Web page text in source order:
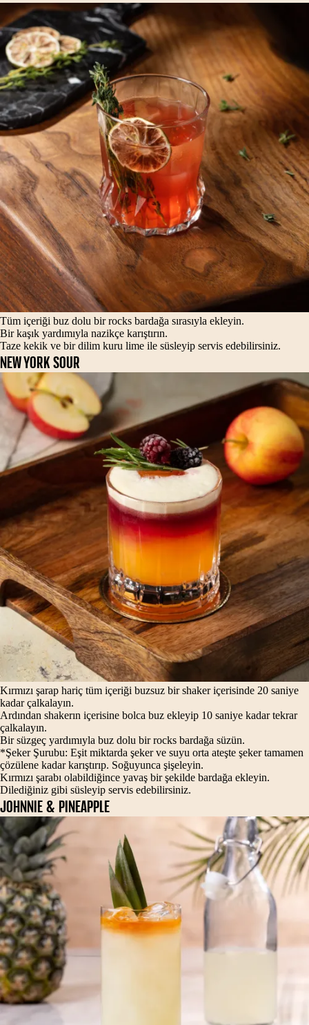
Tüm içeriği buz dolu bir rocks bardağa sırasıyla ekleyin.
Bir kaşık yardımıyla nazikçe karıştırın.
Taze kekik ve bir dilim kuru lime ile süsleyip servis edebilirsiniz.
NEW YORK SOUR
Kırmızı şarap hariç tüm içeriği buzsuz bir shaker içerisinde 20 saniye
kadar çalkalayın.
Ardından shakerın içerisine bolca buz ekleyip 10 saniye kadar tekrar
çalkalayın.
Bir süzgeç yardımıyla buz dolu bir rocks bardağa süzün.
*Şeker Şurubu: Eşit miktarda şeker ve suyu orta ateşte şeker tamamen
çözülene kadar karıştırıp. Soğuyunca şişeleyin.
Kırmızı şarabı olabildiğince yavaş bir şekilde bardağa ekleyin.
Dilediğiniz gibi süsleyip servis edebilirsiniz.
JOHNNIE & PINEAPPLE